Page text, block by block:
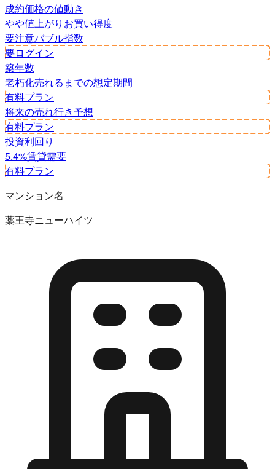
成約価格の値動き
やや値上がり お買い得度
要注意バブル指数
要ログイン
築年数
老朽化売れるまでの想定期間
有料プラン
将来の売れ行き予想
有料プラン
投資利回り
5.4%賃貸需要
有料プラン
マンション名
薬王寺ニューハイツ